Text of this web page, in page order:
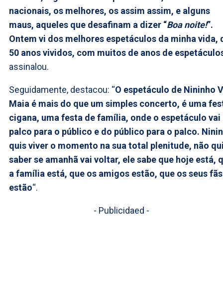
nacionais, os melhores, os assim assim, e alguns
maus, aqueles que desafinam a dizer “Boa noite!”.
Ontem vi dos melhores espetáculos da minha vida,
50 anos vividos, com muitos de anos de
assinalou.
Seguidamente, destacou: “O espetáculo de Nininho
Maia é mais do que um simples concerto, é uma
cigana, uma festa de família, onde o espetáculo vai
palco para o público e do público para o palco.
quis viver o momento na sua total plenitude, não
saber se amanhã vai voltar, ele sabe que hoje está,
a família está, que os amigos estão, que os seus fãs
estão“.
- Publicidaed -